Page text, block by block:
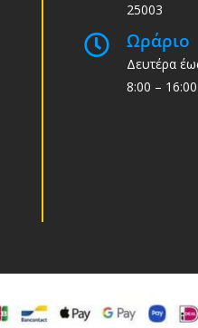
25003
 Ωράριο
Δευτέρα
8:00 – 16:00